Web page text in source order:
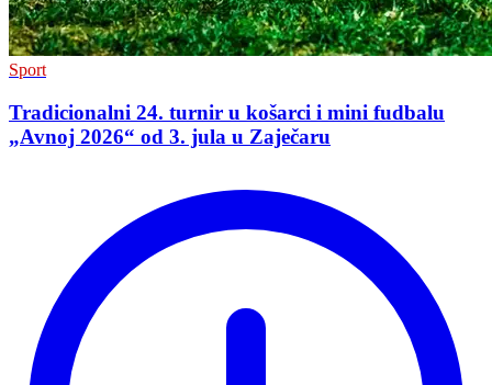
Sport
Tradicionalni 24. turnir u košarci i mini fudbalu
„Avnoj 2026“ od 3. jula u Zaječaru